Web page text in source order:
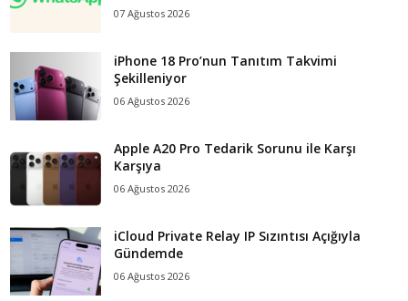
07 Ağustos 2026
iPhone 18 Pro’nun Tanıtım Takvimi
Şekilleniyor
06 Ağustos 2026
Apple A20 Pro Tedarik Sorunu ile Karşı
Karşıya
06 Ağustos 2026
iCloud Private Relay IP Sızıntısı Açığıyla
Gündemde
06 Ağustos 2026